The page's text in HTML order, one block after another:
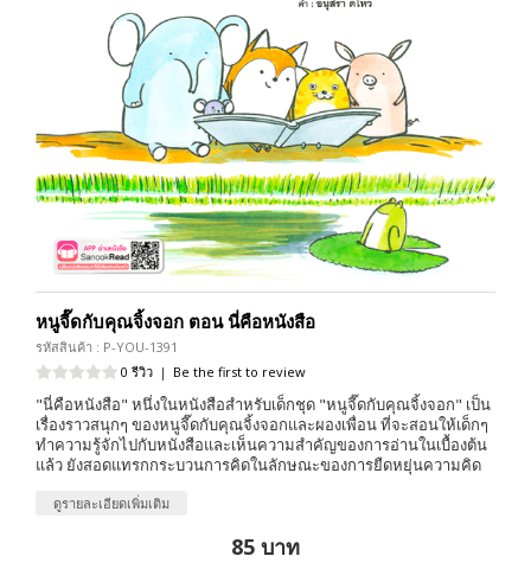
หนูจี๊ดกับคุณจิ้งจอก ตอน นี่คือหนังสือ
รหัสสินค้า : P-YOU-1391
0 รีวิว | Be the first to review
"นี่คือหนังสือ" หนึ่งในหนังสือสำหรับเด็กชุด "หนูจี๊ดกับคุณจิ้งจอก" เป็น
เรื่องราวสนุกๆ ของหนูจี๊ดกับคุณจิ้งจอกและผองเพื่อน ที่จะสอนให้เด็กๆ
ทำความรู้จักไปกับหนังสือและเห็นความสำคัญของการอ่านในเบื้องต้น
แล้ว ยังสอดแทรกกระบวนการคิดในลักษณะของการยืดหยุ่นความคิด
ดูรายละเอียดเพิ่มเติม
85 บาท